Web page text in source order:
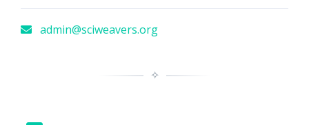
admin@sciweavers.org
✧